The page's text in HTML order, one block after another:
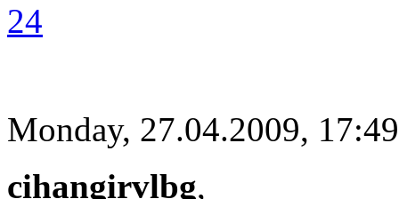
24
Monday, 27.04.2009, 17:49
cihangirvlbg,